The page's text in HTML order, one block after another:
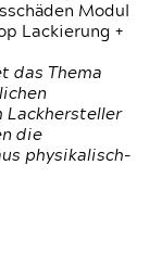
Modul
Lackierung +
das Thema
Lackhersteller
die
physikalisch-